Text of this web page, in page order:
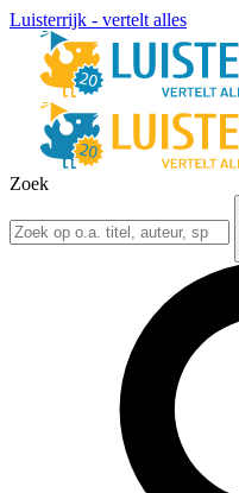
Luisterrijk - vertelt alles
Zoek